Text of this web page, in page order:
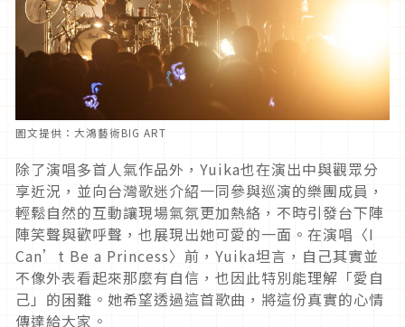
圖文提供：大鴻藝術BIG ART
除了演唱多首人氣作品外，Yuika也在演出中與觀眾分
享近況，並向台灣歌迷介紹一同參與巡演的樂團成員，
輕鬆自然的互動讓現場氣氛更加熱絡，不時引發台下陣
陣笑聲與歡呼聲，也展現出她可愛的一面。在演唱〈I
Can’t Be a Princess〉前，Yuika坦言，自己其實並
不像外表看起來那麼有自信，也因此特別能理解「愛自
己」的困難。她希望透過這首歌曲，將這份真實的心情
傳達給大家。